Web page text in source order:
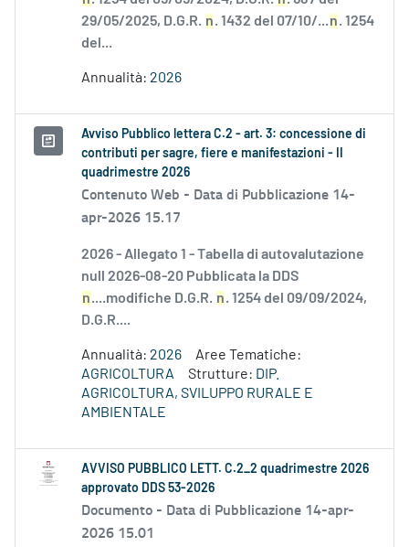
29/05/2025, D.G.R. n. 1432 del 07/10/...n. 1254
del...
Annualità: 2026
Avviso Pubblico lettera C.2 - art. 3: concessione di
contributi per sagre, fiere e manifestazioni - II
quadrimestre 2026
Contenuto Web - Data di Pubblicazione 14-
apr-2026 15.17
2026 - Allegato 1 - Tabella di autovalutazione
null 2026-08-20 Pubblicata la DDS
n....modifiche D.G.R. n. 1254 del 09/09/2024,
D.G.R....
Annualità: 2026
Aree Tematiche:
AGRICOLTURA
Strutture: DIP.
AGRICOLTURA, SVILUPPO RURALE E
AMBIENTALE
AVVISO PUBBLICO LETT. C.2_2 quadrimestre 2026
approvato DDS 53-2026
Documento - Data di Pubblicazione 14-apr-
2026 15.01